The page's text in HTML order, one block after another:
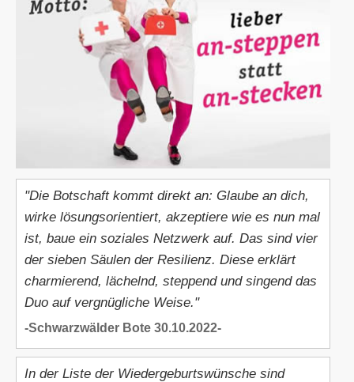
"Die Botschaft kommt direkt an: Glaube an dich,
wirke lösungsorientiert, akzeptiere wie es nun mal
ist, baue ein soziales Netzwerk auf. Das sind vier
der sieben Säulen der Resilienz. Diese erklärt
charmierend, lächelnd, steppend und singend das
Duo auf vergnügliche Weise."
-Schwarzwälder Bote 30.10.2022-
In der Liste der Wiedergeburtswünsche sind